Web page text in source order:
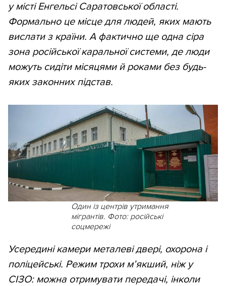
у місті Енгельсі Саратовської області.
Формально це місце для людей, яких мають
вислати з країни. А фактично ще одна сіра
зона російської каральної системи, де люди
можуть сидіти місяцями й роками без будь-
яких законних підстав.
Один із центрів утримання
мігрантів. Фото: російські
соцмережі
Усередині камери металеві двері, охорона і
поліцейські. Режим трохи м’якший, ніж у
СІЗО: можна отримувати передачі, інколи